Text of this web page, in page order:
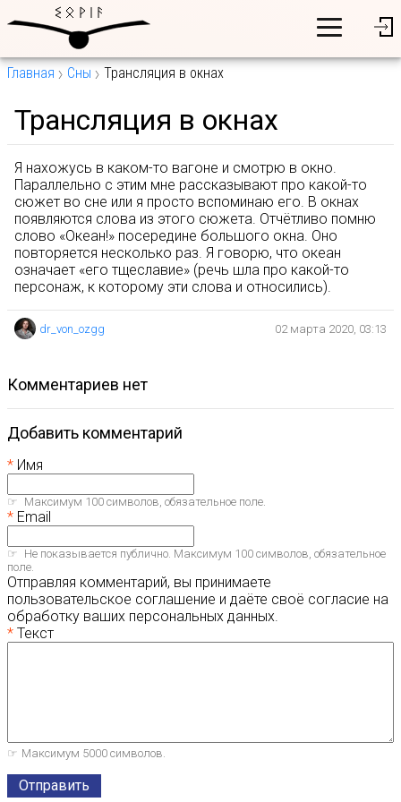
Главная Сны Трансляция в окнах
Трансляция в окнах
Я нахожусь в каком-то вагоне и смотрю в окно.
Параллельно с этим мне рассказывают про какой-то
сюжет во сне или я просто вспоминаю его. В окнах
появляются слова из этого сюжета. Отчётливо помню
слово «Океан!» посередине большого окна. Оно
повторяется несколько раз. Я говорю, что океан
означает «его тщеславие» (речь шла про какой-то
персонаж, к которому эти слова и относились).
dr_von_ozgg 02 марта 2020, 03:13
комментариев нет
Добавить комментарий
Имя
Максимум 100 символов, обязательное поле.
Email
Не показывается публично. Максимум 100 символов, обязательное
поле.
Отправляя комментарий, вы принимаете
пользовательское соглашение и даёте своё согласие на
обработку ваших персональных данных.
Текст
Максимум 5000 символов.
Отправить